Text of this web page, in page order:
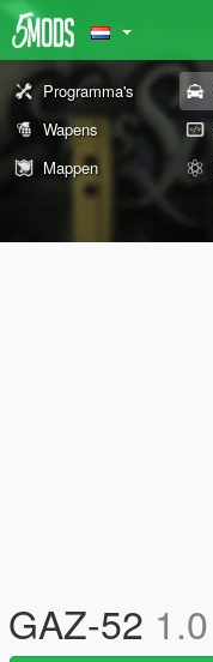
Programma's
Wapens
Mappen
GAZ-52 1.0